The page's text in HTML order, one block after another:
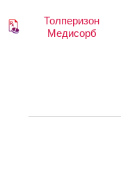
Толперизон
Медисорб